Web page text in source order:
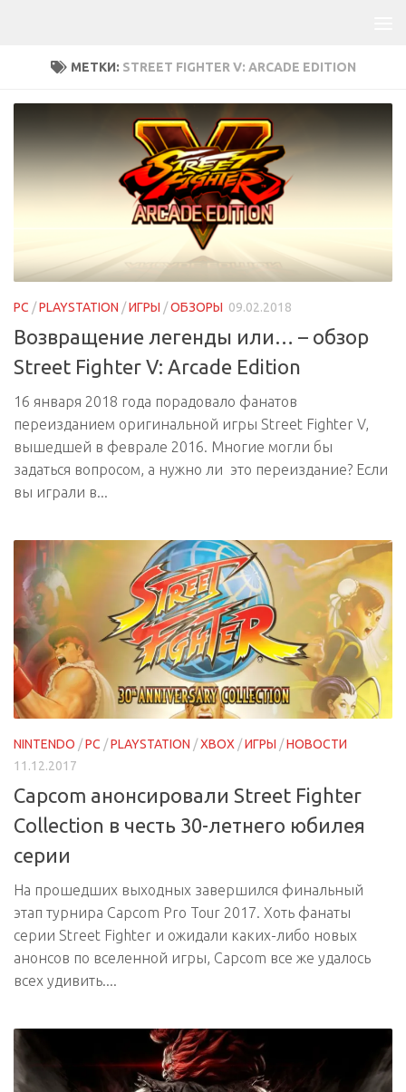
МЕТКИ: STREET FIGHTER V: ARCADE EDITION
PC /PLAYSTATION /ИГРЫ /ОБЗОРЫ 09.02.2018
Возвращение легенды или… – обзор
Street Fighter V: Arcade Edition
16 января 2018 года порадовало фанатов
переизданием оригинальной игры Street Fighter V,
вышедшей в феврале 2016. Многие могли бы
задаться вопросом, а нужно ли это переиздание? Если
вы играли в...
NINTENDO /PC /PLAYSTATION /XBOX /ИГРЫ /НОВОСТИ
11.12.2017
Capcom анонсировали Street Fighter
Collection в честь 30-летнего юбилея
серии
На прошедших выходных завершился финальный
этап турнира Capcom Pro Tour 2017. Хоть фанаты
серии Street Fighter и ожидали каких-либо новых
анонсов по вселенной игры, Capcom все же удалось
всех удивить....